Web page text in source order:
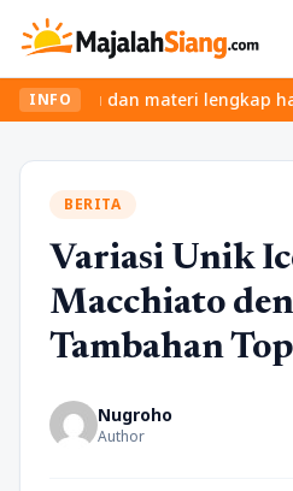
INFO
dan materi lengkap hanya di
BERITA
Variasi Unik
Macchiato
Tambahan
Nugroho
Author